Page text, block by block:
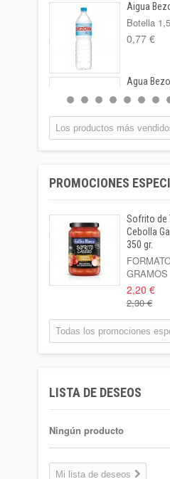
Aigua
Botella
0,77 €
Agua
0,55 €
Lata 33cl
Leche
Botella 1l
1,02 €
Patata
Kilo
Formato:
1,95 €
L
Lata 33cl
Los productos más
PROMOCIONES
Sofrito de
Cebolla
350 gr.
GRAMOS
2,20 €
2,30 €
Todas los promociones
LISTA DE DESEOS
Ningún producto
Mi lista de deseos